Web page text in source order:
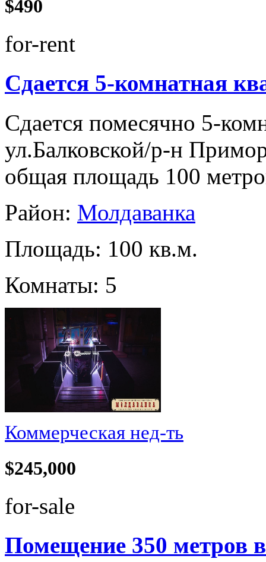
$490
for-rent
Сдается 5-комнатная
Сдается помесячно 5-
ул.Балковской/р-н
общая площадь 100
Район: Молдаванка
Площадь: 100 кв.м.
Комнаты: 5
Коммерческая нед-ть
$245,000
for-sale
Помещение 350 метров